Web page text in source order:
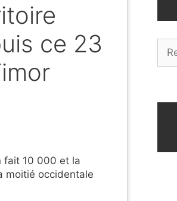
ce 23
fait 10 000 et la
moitié occidentale